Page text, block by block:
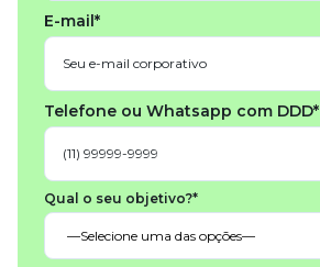
E-mail*
Telefone ou Whatsapp com DDD*
Qual o seu objetivo?*